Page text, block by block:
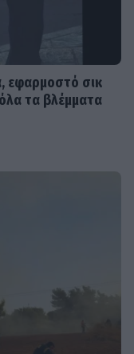
εφαρμοστό σικ
τα βλέμματα